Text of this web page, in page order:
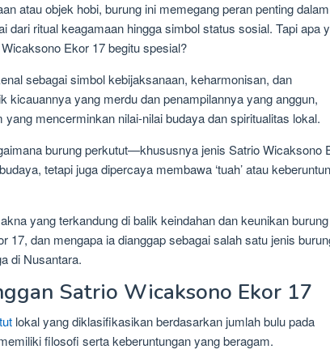
atau objek hobi, burung ini memegang peran penting dalam
dari ritual keagamaan hingga simbol status sosial. Tapi apa
Ekor 17 begitu spesial?
sebagai simbol kebijaksanaan, keharmonisan, dan
kicauannya yang merdu dan penampilannya yang anggun,
mencerminkan nilai-nilai budaya dan spiritualitas lokal.
burung perkutut—khususnya jenis Satrio Wicaksono
tetapi juga dipercaya membawa ‘tuah’ atau
yang terkandung di balik keindahan dan keunikan burung
17, dan mengapa ia dianggap sebagai salah satu jenis
di Nusantara.
Satrio Wicaksono Ekor 17
lokal yang diklasifikasikan berdasarkan jumlah bulu pada
filosofi serta keberuntungan yang beragam.